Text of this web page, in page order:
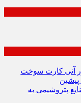
پتروشیمی به